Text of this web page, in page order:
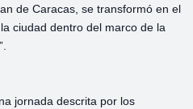
de Caracas, se transformó en el
ciudad dentro del marco de la
jornada descrita por los